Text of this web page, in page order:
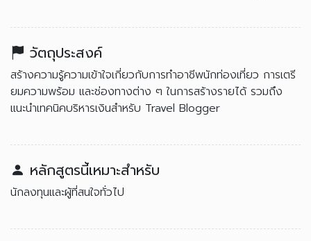
วัตถุประสงค์
สร้างความรู้ความเข้าใจเกี่ยวกับการทำอาชีพนักท่องเที่ยว การเตรี
ยมความพร้อม และช่องทางต่าง ๆ ในการสร้างรายได้ รวมถึง
แนะนำเทคนิคบริหารเงินสำหรับ Travel Blogger
หลักสูตรนี้เหมาะสำหรับ
นักลงทุนและผู้ที่สนใจทั่วไป